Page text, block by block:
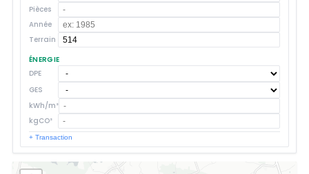
Pièces
Année
Terrain
ÉNERGIE
DPE
GES
kWh/m²
kgCO²
+ Transaction